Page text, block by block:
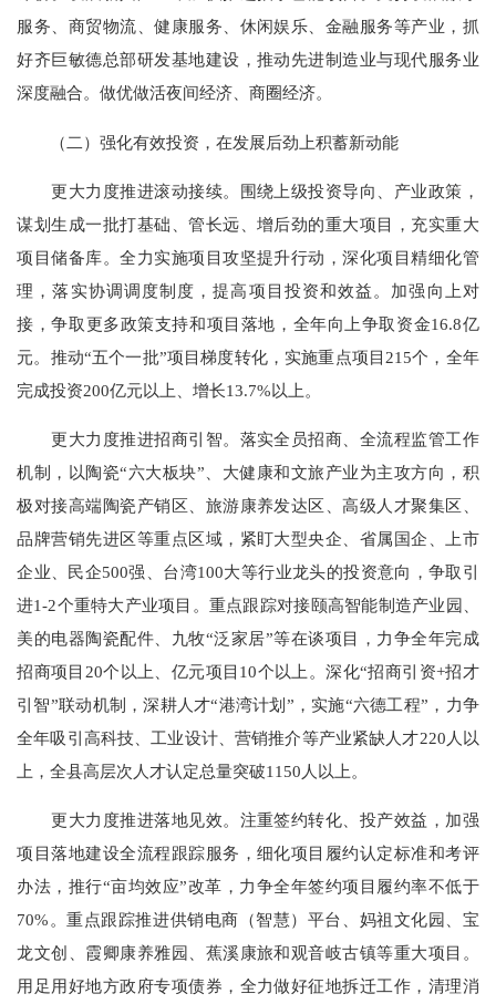
服务、商贸物流、健康服务、休闲娱乐、金融服务等产业，抓
好齐巨敏德总部研发基地建设，推动先进制造业与现代服务业
深度融合。做优做活夜间经济、商圈经济。
（二）强化有效投资，在发展后劲上积蓄新动能
更大力度推进滚动接续。围绕上级投资导向、产业政策，
谋划生成一批打基础、管长远、增后劲的重大项目，充实重大
项目储备库。全力实施项目攻坚提升行动，深化项目精细化管
理，落实协调调度制度，提高项目投资和效益。加强向上对
接，争取更多政策支持和项目落地，全年向上争取资金16.8亿
元。推动“五个一批”项目梯度转化，实施重点项目215个，全年
完成投资200亿元以上、增长13.7%以上。
更大力度推进招商引智。落实全员招商、全流程监管工作
机制，以陶瓷“六大板块”、大健康和文旅产业为主攻方向，积
极对接高端陶瓷产销区、旅游康养发达区、高级人才聚集区、
品牌营销先进区等重点区域，紧盯大型央企、省属国企、上市
企业、民企500强、台湾100大等行业龙头的投资意向，争取引
进1-2个重特大产业项目。重点跟踪对接颐高智能制造产业园、
美的电器陶瓷配件、九牧“泛家居”等在谈项目，力争全年完成
招商项目20个以上、亿元项目10个以上。深化“招商引资+招才
引智”联动机制，深耕人才“港湾计划”，实施“六德工程”，力争
全年吸引高科技、工业设计、营销推介等产业紧缺人才220人以
上，全县高层次人才认定总量突破1150人以上。
更大力度推进落地见效。注重签约转化、投产效益，加强
项目落地建设全流程跟踪服务，细化项目履约认定标准和考评
办法，推行“亩均效应”改革，力争全年签约项目履约率不低于
70%。重点跟踪推进供销电商（智慧）平台、妈祖文化园、宝
龙文创、霞卿康养雅园、蕉溪康旅和观音岐古镇等重大项目。
用足用好地方政府专项债券，全力做好征地拆迁工作，清理消